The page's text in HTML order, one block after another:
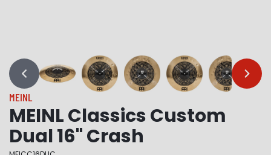
… …
MEINL
MEINL Classics Custom
Dual 16" Crash